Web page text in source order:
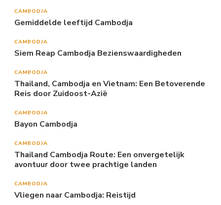
CAMBODJA
Gemiddelde leeftijd Cambodja
CAMBODJA
Siem Reap Cambodja Bezienswaardigheden
CAMBODJA
Thailand, Cambodja en Vietnam: Een Betoverende
Reis door Zuidoost-Azië
CAMBODJA
Bayon Cambodja
CAMBODJA
Thailand Cambodja Route: Een onvergetelijk
avontuur door twee prachtige landen
CAMBODJA
Vliegen naar Cambodja: Reistijd